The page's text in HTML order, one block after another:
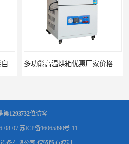
第1293732位访客
08-07 苏ICP备16065890号-11